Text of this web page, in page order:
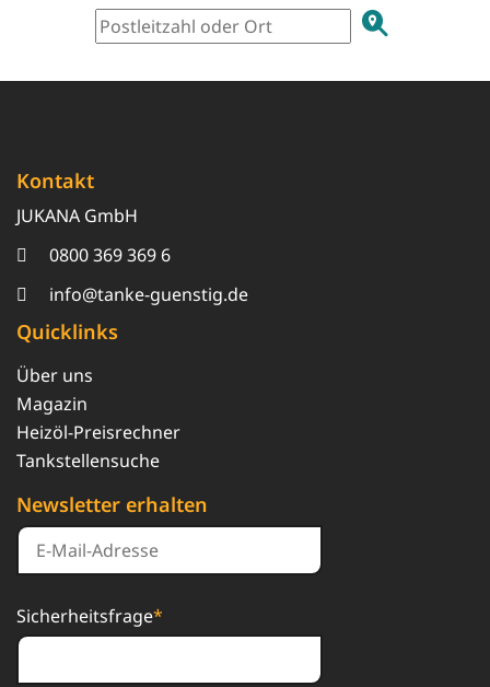
Kontakt
JUKANA GmbH
0800 369 369 6
info@tanke-guenstig.de
Quicklinks
Über uns
Magazin
Heizöl-Preisrechner
Tankstellensuche
Newsletter erhalten
Sicherheitsfrage*